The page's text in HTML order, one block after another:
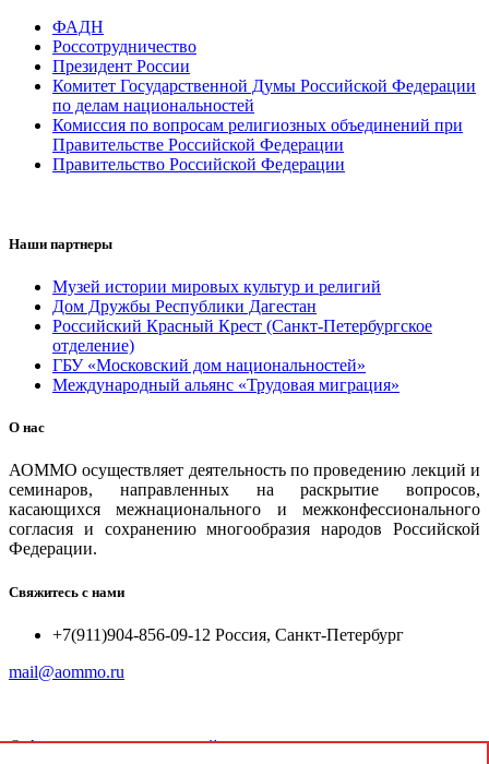
ФАДН
Россотрудничество
Президент России
Комитет Государственной Думы Российской Федерации
по делам национальностей
Комиссия по вопросам религиозных объединений при
Правительстве Российской Федерации
Правительство Российской Федерации
Наши партнеры
Музей истории мировых культур и религий
Дом Дружбы Республики Дагестан
Российский Красный Крест (Санкт-Петербургское
отделение)
ГБУ «Московский дом национальностей»
Международный альянс «Трудовая миграция»
О нас
АОММО осуществляет деятельность по проведению лекций и
семинаров, направленных на раскрытие вопросов,
касающихся межнационального и межконфессионального
согласия и сохранению многообразия народов Российской
Федерации.
Свяжитесь с нами
+7(911)904-856-09-12 Россия, Санкт-Петербург
mail@aommo.ru
© Ассоциация организаций по реализации национальных